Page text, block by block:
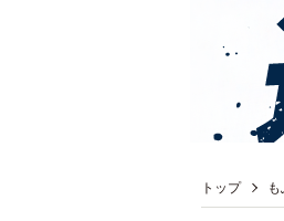
トップ